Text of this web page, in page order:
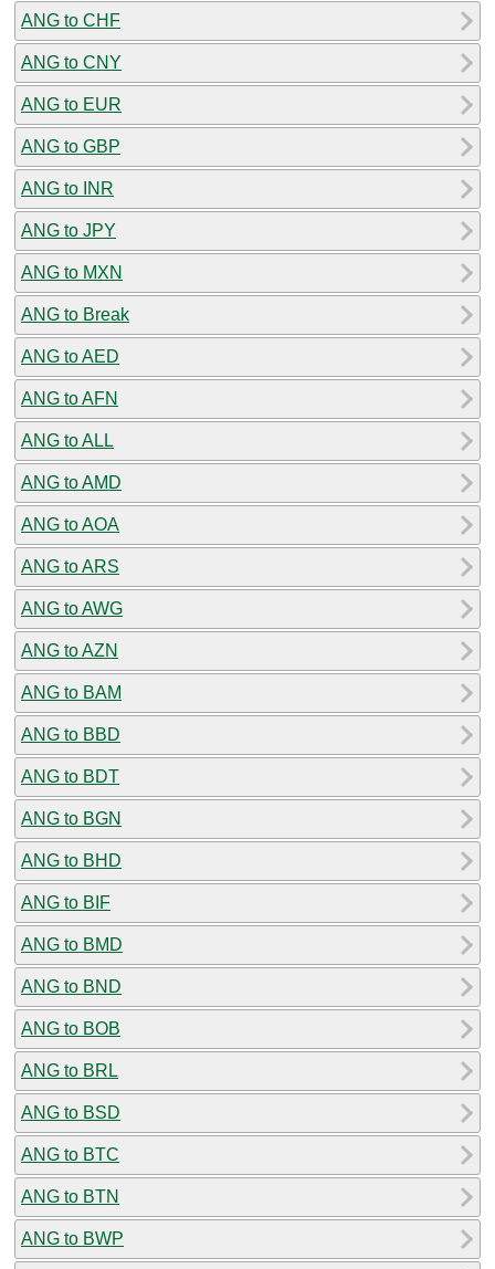
ANG to CHF
ANG to CNY
ANG to EUR
ANG to GBP
ANG to INR
ANG to JPY
ANG to MXN
ANG to Break
ANG to AED
ANG to AFN
ANG to ALL
ANG to AMD
ANG to AOA
ANG to ARS
ANG to AWG
ANG to AZN
ANG to BAM
ANG to BBD
ANG to BDT
ANG to BGN
ANG to BHD
ANG to BIF
ANG to BMD
ANG to BND
ANG to BOB
ANG to BRL
ANG to BSD
ANG to BTC
ANG to BTN
ANG to BWP